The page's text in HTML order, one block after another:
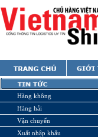
Hàng không
Hàng hải
Vận chuyển
Xuất nhập khẩu